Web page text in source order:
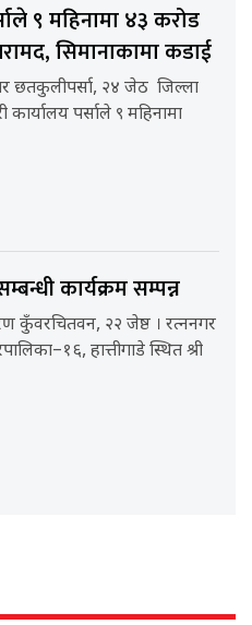
९ महिनामा ४३ करोड
सिमानाकामा कडाई
छतकुलीपर्सा, २४ जेठ जिल्ला
कार्यालय पर्साले ९ महिनामा
कार्यक्रम सम्पन्न
कुँवरचितवन, २२ जेष्ठ । रत्ननगर
हात्तीगाडे स्थित श्री